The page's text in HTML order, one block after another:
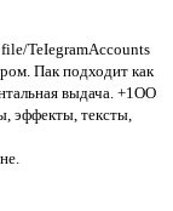
TeIegramAccounts
Пак подходит как
выдача. +1OO
эффекты, тексты,